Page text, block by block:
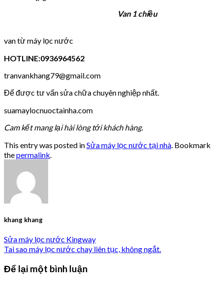
Van 1 chiều
van từ máy lọc nước
HOTLINE:0936964562
tranvankhang79@gmail.com
Để được tư vấn sửa chữa chuyên nghiệp nhất.
suamaylocnuoctainha.com
Cam kết mang lại hài lòng tới khách hàng.
This entry was posted inSửa máy lọc nước tại nhà . Bookmark
thepermalink
khang khang
Sửa máy lọc nước Kingway
Tai sao máy lọc nước chay liên tục, không ngắt.
Để lại một bình luận